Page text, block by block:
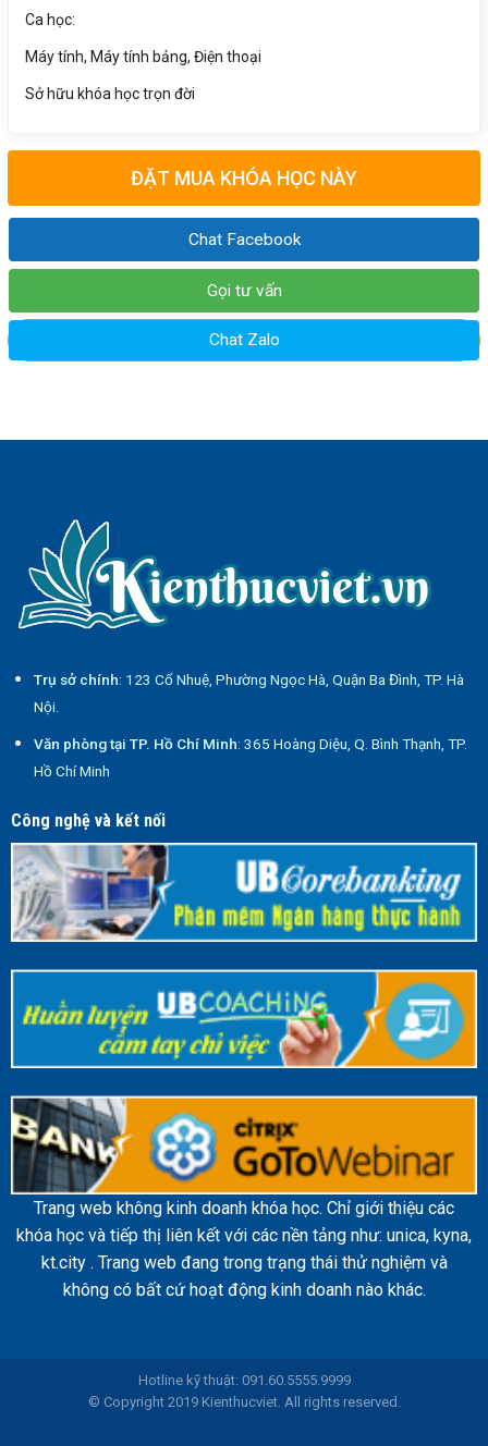
Ca học:
Máy tính, Máy tính bảng, Điện thoại
Sở hữu khóa học trọn đời
ĐẶT MUA KHÓA HỌC NÀY
Chat Facebook
Gọi tư vấn
Chat Zalo
Trụ sở chính: 123 Cổ Nhuệ, Phường Ngọc Hà, Quận Ba Đình, TP. Hà
Nội.
Văn phòng tại TP. Hồ Chí Minh: 365 Hoàng Diệu, Q. Bình Thạnh, TP.
Hồ Chí Minh
Công nghệ và kết nối
Trang web không kinh doanh khóa học. Chỉ giới thiệu các
khóa học và tiếp thị liên kết với các nền tảng như: unica, kyna,
kt.city . Trang web đang trong trạng thái thử nghiệm và
không có bất cứ hoạt động kinh doanh nào khác.
Hotline kỹ thuật: 091.60.5555.9999
© Copyright 2019 Kienthucviet. All rights reserved.